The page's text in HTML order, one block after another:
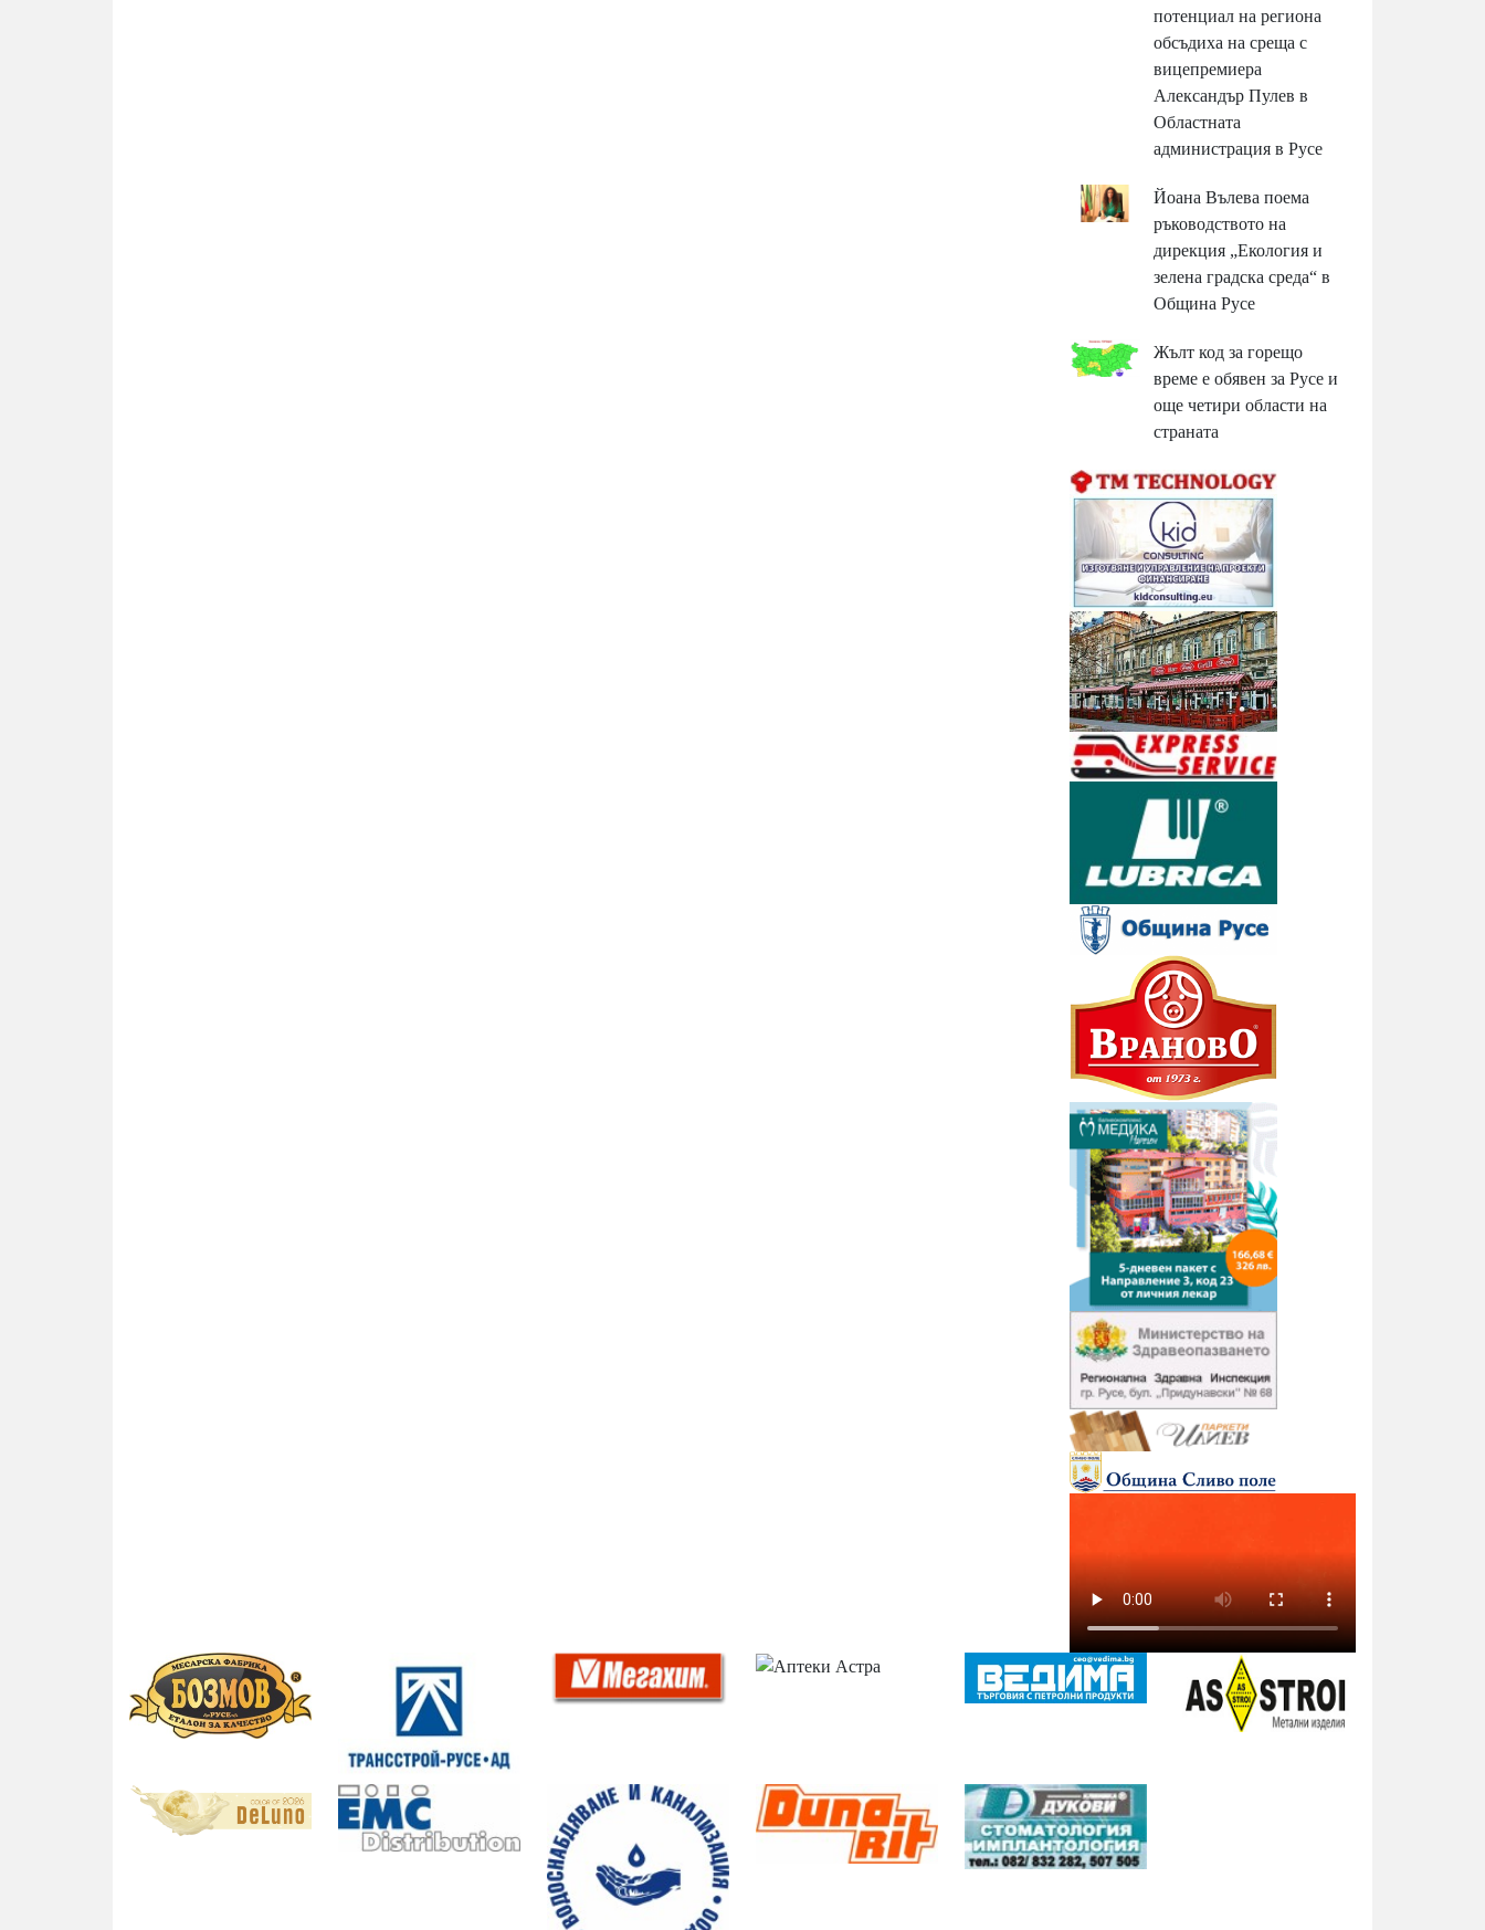
потенциал на региона
обсъдиха на среща с
вицепремиера
Александър Пулев в
Областната
администрация в Русе
Йоана Вълева поема
ръководството на
дирекция „Екология и
зелена градска среда“ в
Община Русе
Жълт код за горещо
време е обявен за Русе и
още четири области на
страната